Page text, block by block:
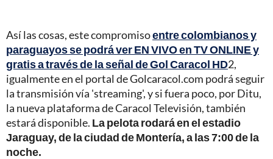
Así las cosas, este compromisoentre colombianos y
paraguayos se podrá ver EN VIVO en TV ONLINE y
gratis a través de la señal de Gol Caracol HD2,
igualmente en el portal de Golcaracol.com podrá seguir
la transmisión vía 'streaming', y si fuera poco, por Ditu,
la nueva plataforma de Caracol Televisión, también
estará disponible. La pelota rodará en el estadio
Jaraguay, de la ciudad de Montería, a las 7:00 de la
noche.